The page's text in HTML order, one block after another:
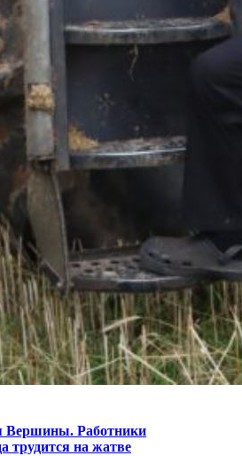
Вершины. Работники
трудится на жатве